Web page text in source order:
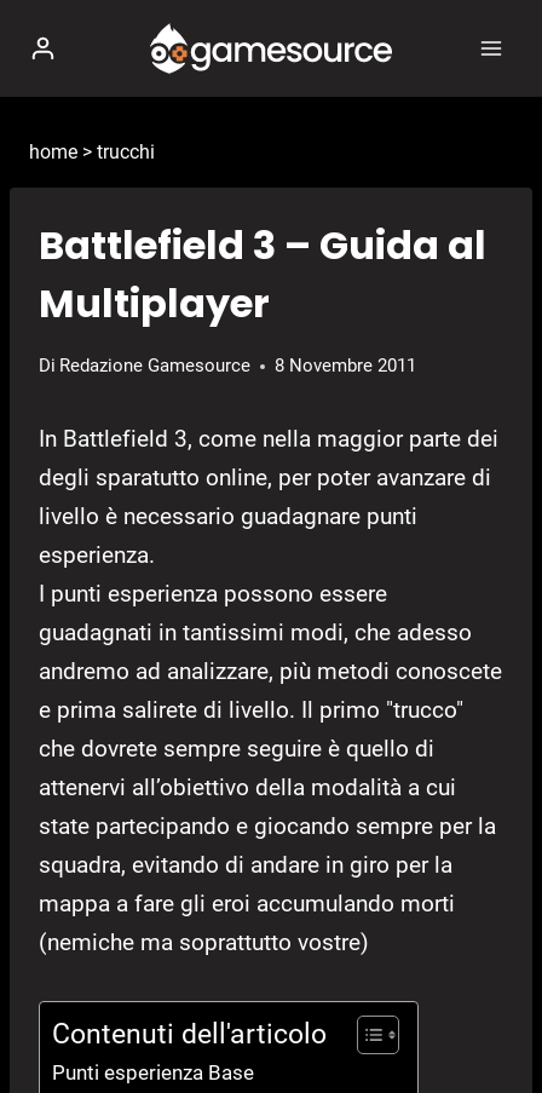
contenuto
home > trucchi
Battlefield 3 – Guida al
Multiplayer
Di Redazione Gamesource 8 Novembre 2011
In Battlefield 3, come nella maggior parte dei
degli sparatutto online, per poter avanzare di
livello è necessario guadagnare punti
esperienza.
I punti esperienza possono essere
guadagnati in tantissimi modi, che adesso
andremo ad analizzare, più metodi conoscete
e prima salirete di livello. Il primo "trucco"
che dovrete sempre seguire è quello di
attenervi all’obiettivo della modalità a cui
state partecipando e giocando sempre per la
squadra, evitando di andare in giro per la
mappa a fare gli eroi accumulando morti
(nemiche ma soprattutto vostre)
Contenuti dell'articolo
Punti esperienza Base